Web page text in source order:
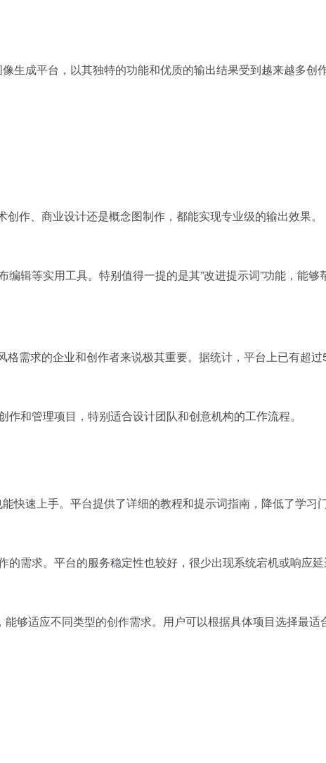
生成平台，以其独特的功能和优质的输出结果受到越来越多创
作、商业设计还是概念图制作，都能实现专业级的输出效果。
辑等实用工具。特别值得一提的是其”改进提示词”功能，能
需求的企业和创作者来说极其重要。据统计，平台上已有超过
和管理项目，特别适合设计团队和创意机构的工作流程。
速上手。平台提供了详细的教程和提示词指南，降低了学习门
需求。平台的服务稳定性也较好，很少出现系统宕机或响应延
够适应不同类型的创作需求。用户可以根据具体项目选择最适